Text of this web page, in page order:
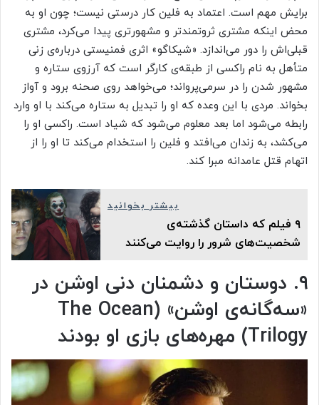
برایش مهم است. اعتماد به فلین کار درستی نیست؛ چون او به
محض اینکه مشتری ثروتمندتر و مشهورتری پیدا می‌کرد، مشتری
قبلی‌اش را دور می‌اندازد. «شیکاگو» اثری فمنیستی درباره‌ی زنی
متأهل به نام راکسی از طبقه‌ی کارگر است که آرزوی ستاره و
مشهور شدن را در سرمی‌پرواند؛ می‌خواهد روی صحنه برود و آواز
بخواند. مردی با این وعده که او را تبدیل به ستاره می‌کند با او وارد
رابطه می‌شود اما بعد معلوم می‌شود که شیاد است. راکسی او را
می‌کشد، به زندان می‌افتد و فلین را استخدام می‌کند تا او را از
اتهام قتل عامدانه مبرا کند.
بیشتر بخوانید
۹ فیلم که داستان گذشته‌ی
شخصیت‌های شرور را روایت می‌کنند
۹. دوستان و دشمنان دنی اوشن در
«سه‌گانه‌ی اوشن» (The Ocean
Trilogy) مهره‌های بازی او بودند